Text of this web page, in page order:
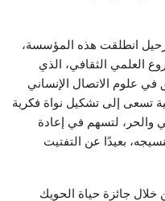
انطلقت هذه المؤسسة،
العلمي الثقافي، الذي
علوم الاتصال الإنساني
تسعى إلى تشكيل نواة فكرية
والحر، لتسهم في إعادة
بعيدًا عن التفتيت
جائزة حياة الحويك